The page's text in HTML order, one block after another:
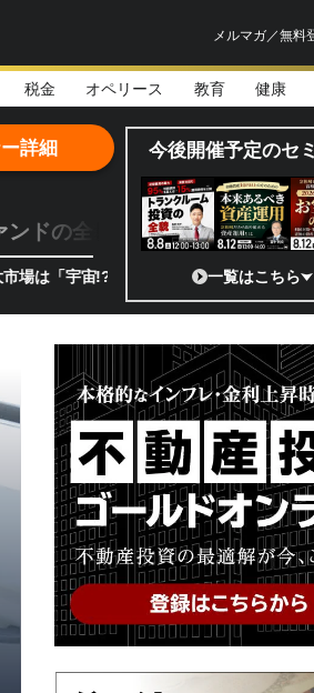
メルマガ／無料
税金 オペリース 教育 健康
ドの全貌
!?」 日本の宇宙ベンチャーのココがス
詳細 今後開催予定のセ
一覧はこちら